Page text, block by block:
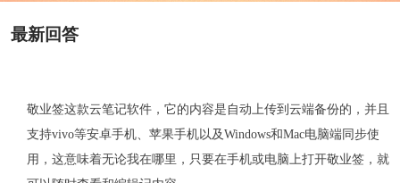
最新回答
敬业签这款云笔记软件，它的内容是自动上传到云端备份的，并且
支持vivo等安卓手机、苹果手机以及Windows和Mac电脑端同步使
用，这意味着无论我在哪里，只要在手机或电脑上打开敬业签，就